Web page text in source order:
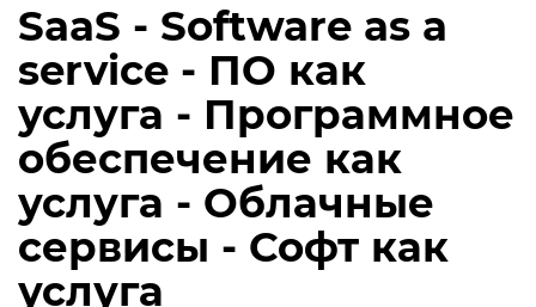
SaaS - Software as a
service - ПО как
услуга - Программное
обеспечение как
услуга - Облачные
сервисы - Софт как
услуга